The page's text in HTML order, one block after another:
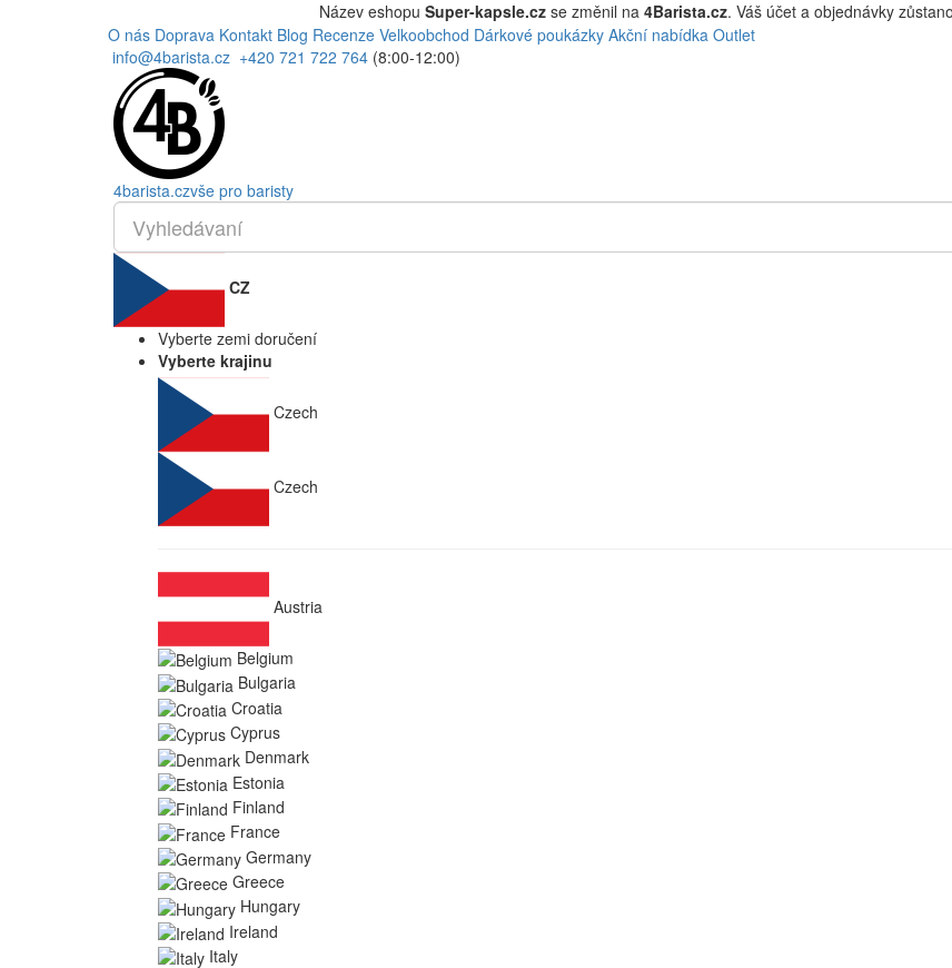
Název eshopu Super-kapsle.czse změnil na 4Barista.cz. Váš účet a objednávky
O nás Doprava Kontakt Blog Recenze Velkoobchod Dárkové poukázky Akční nabídka Outlet
info@4barista.cz +420 721 722 764 (8:00-12:00)
4barista.czvše pro baristy
CZ
Vyberte zemi doručení
Vyberte krajinu
Czech
Czech
Austria
Belgium
Bulgaria
Croatia
Cyprus
Denmark
Estonia
Finland
France
Germany
Greece
Hungary
Ireland
Italy